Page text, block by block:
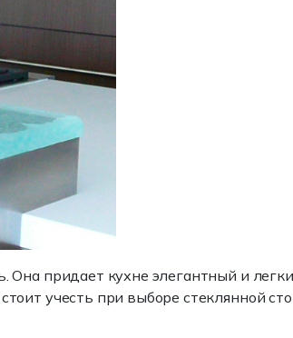
Она придает кухне элегантный и
учесть при выборе стеклянной